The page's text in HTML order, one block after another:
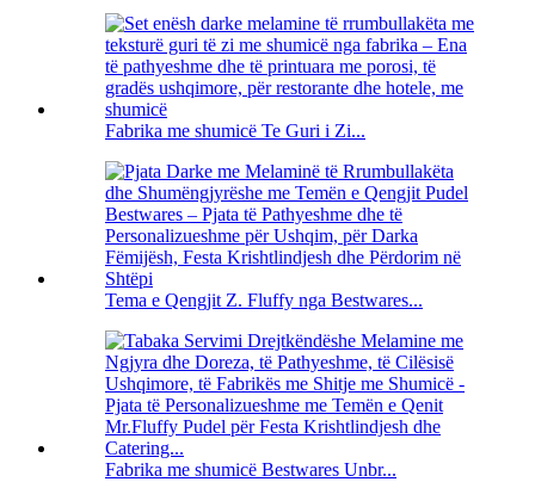
Fabrika me shumicë Te Guri i Zi...
Tema e Qengjit Z. Fluffy nga Bestwares...
Fabrika me shumicë Bestwares Unbr...